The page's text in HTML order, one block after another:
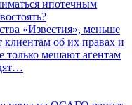
ипотечным
«Известия», меньше
об их правах и
только мешают агентам